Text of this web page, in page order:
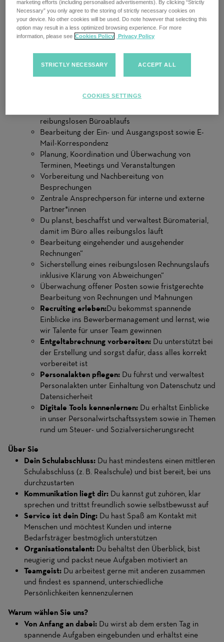
Transformation zu beschleunigen, Innovation voranzutreiben
und eine intelligentere Zukunft zu gestalten. Mit mehr als
50.000 Expert:innen in über 30 Ländern verbinden wir
Cybersecurity.
Organisation übernehmen:Organisation des
reibungslosen Büroablaufs
Bearbeitung der Ein- und Ausgangspost sowie E-
Mail‑Korrespondenz
Planung, Koordination und Überwachung von
Terminen, Meetings und Veranstaltungen
Vorbereitung und Nachbereitung von
Besprechungen
Zentrale Ansprechperson für interne und externe
Partner*innen
Du planst, beschaffst und verwaltest Büromaterial,
damit im Büro alles reibungslos läuft
Bearbeitung eingehender und ausgehender
Rechnungen“
Sicherstellung eines reibungslosen Rechnungslaufs
inklusive Klärung von Abweichungen“
Überwachung offener Posten sowie fristgerechte
Bearbeitung von Rechnungen und Mahnungen
Recruiting erleben:Du bekommst spannende
Einblicke ins Bewerbermanagement und lernst, wie
wir Talente für unser Team gewinnen
Entgeltabrechnung vorbereiten: Du unterstützt bei
der Erstellung und sorgst dafür, dass alles korrekt
vorbereitet ist
Personalakten pflegen: Du führst und verwaltest
Personalakten unter Einhaltung von Datenschutz und
Datensicherheit
Digitale Tools kennenlernen: Du erhältst Einblicke
in unser Personalwirtschaftssystem sowie in Themen
rund um Steuer- und Sozialversicherungsrecht
Über Sie
Dein Schulabschluss: Du hast mindestens einen mittleren
Schulabschluss (z. B. Realschule) und bist bereit, bei uns
durchzustarten
Kommunikation liegt dir: Du kannst gut zuhören, klar
sprechen und trittst freundlich sowie selbstbewusst auf
Service ist dein Ding: Du hast Spaß am Kontakt mit
Menschen und möchtest Kunden und interne
Bedarfsträger bestmöglich unterstützen
Organisationstalent: Du behältst den Überblick, bist
neugierig und packst neue Aufgaben motiviert an
Teamgeist: Du arbeitest gerne mit anderen zusammen
und findest es spannend, unterschiedliche
Persönlichkeiten kennenzulernen
Warum wählen Sie uns?
Von Anfang an dabei: Du wirst ab dem ersten Tag in
spannende Aufgaben eingebunden und erhältst eine
marketing efforts (including personalised advertisements). By clicking “Strictly
Necessary” you only agree to the storing of strictly necessary cookies on
your device. No other cookies will be used. Do note however that selecting this
option may result in a less optimized browsing experience. For more
information, please see Cookies Policy Privacy Policy
STRICTLY NECESSARY ACCEPT ALL
COOKIES SETTINGS